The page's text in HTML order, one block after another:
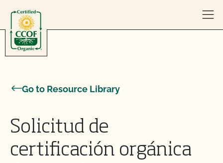
Go to Resource Library
Solicitud de
certificación orgánica